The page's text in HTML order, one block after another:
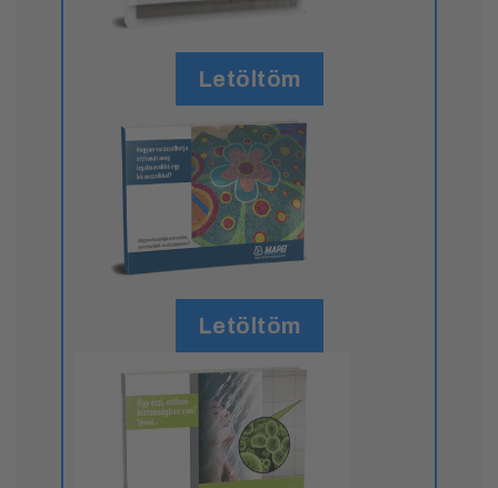
Letöltöm
Letöltöm